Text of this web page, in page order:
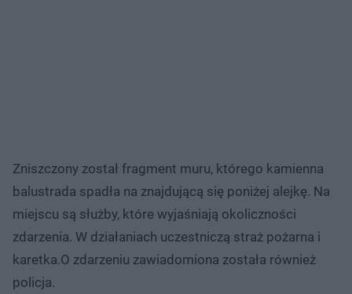
Zniszczony został fragment muru, którego kamienna
balustrada spadła na znajdującą się poniżej alejkę. Na
miejscu są służby, które wyjaśniają okoliczności
zdarzenia. W działaniach uczestniczą straż pożarna i
karetka.O zdarzeniu zawiadomiona została również
policja.